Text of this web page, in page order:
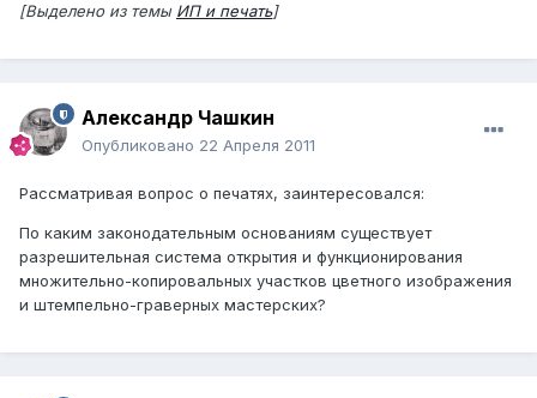
[Выделено из темы ИП и печать]
Александр Чашкин
Опубликовано 22 Апреля 2011
Рассматривая вопрос о печатях, заинтересовался:
По каким законодательным основаниям существует
разрешительная система открытия и функционирования
множительно-копировальных участков цветного изображения
и штемпельно-граверных мастерских?